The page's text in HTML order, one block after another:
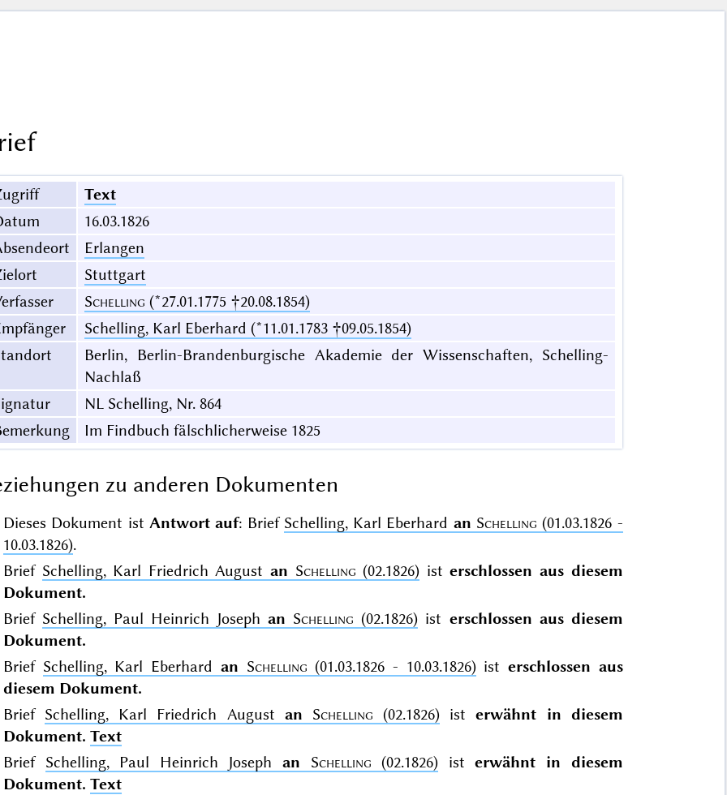
Text
16.03.1826
Erlangen
Stuttgart
Schelling (*27.01.1775 †20.08.1854)
Schelling, Karl Eberhard (*11.01.1783 †09.05.1854)
Berlin, Berlin-Brandenburgische Akademie der Wissenschaften, Schelling-
Nachlaß
NL Schelling, Nr. 864
Im Findbuch fälschlicherweise 1825
zu anderen Dokumenten
Dieses Dokument ist Antwort auf: Brief Schelling, Karl Eberhard an Schelling (01.03.1826 -
10.03.1826).
Brief Schelling, Karl Friedrich Augustan Schelling (02.1826) isterschlossen aus diesem
Dokument.
Brief Schelling, Paul Heinrich Josephan Schelling (02.1826) ist erschlossen aus diesem
Dokument.
Brief Schelling, Karl Eberhard an Schelling (01.03.1826 - 10.03.1826)isterschlossen aus
diesem Dokument.
Brief Schelling, Karl Friedrich August an Schelling (02.1826) isterwähnt in diesem
Dokument. Text
Brief Schelling, Paul Heinrich Josephan Schelling (02.1826) isterwähnt in diesem
Dokument. Text